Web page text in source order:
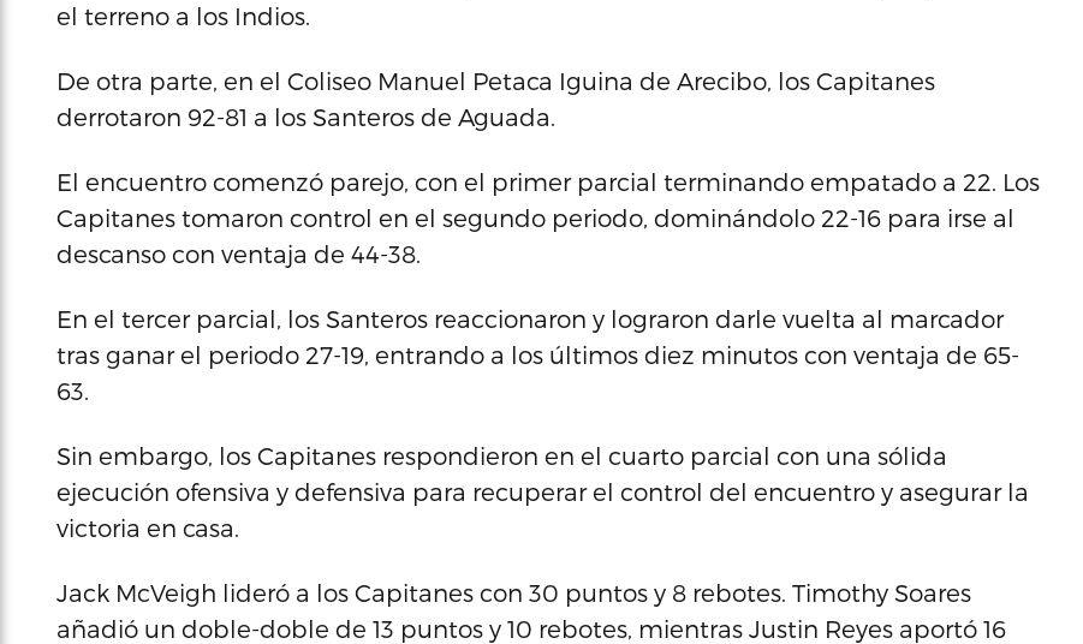
el terreno a los Indios.
De otra parte, en el Coliseo Manuel Petaca Iguina de Arecibo, los Capitanes
derrotaron 92-81 a los Santeros de Aguada.
El encuentro comenzó parejo, con el primer parcial terminando empatado a 22. Los
Capitanes tomaron control en el segundo periodo, dominándolo 22-16 para irse al
descanso con ventaja de 44-38.
En el tercer parcial, los Santeros reaccionaron y lograron darle vuelta al marcador
tras ganar el periodo 27-19, entrando a los últimos diez minutos con ventaja de 65-
63.
Sin embargo, los Capitanes respondieron en el cuarto parcial con una sólida
ejecución ofensiva y defensiva para recuperar el control del encuentro y asegurar la
victoria en casa.
Jack McVeigh lideró a los Capitanes con 30 puntos y 8 rebotes. Timothy Soares
añadió un doble-doble de 13 puntos y 10 rebotes, mientras Justin Reyes aportó 16